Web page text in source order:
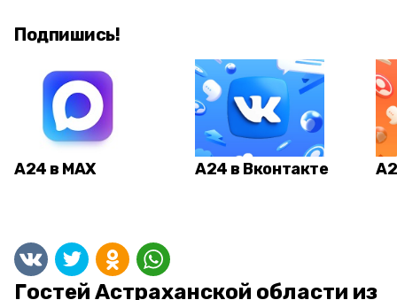
Подпишись!
А24 в MAX А24 в Вконтакте
Гостей Астраханской области из